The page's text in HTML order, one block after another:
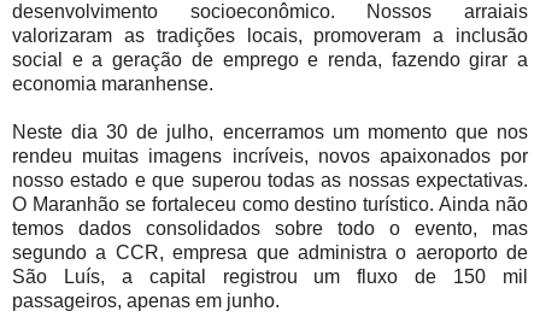
desenvolvimento socioeconômico. Nossos arraiais
valorizaram as tradições locais, promoveram a inclusão
social e a geração de emprego e renda, fazendo girar a
economia maranhense.
Neste dia 30 de julho, encerramos um momento que nos
rendeu muitas imagens incríveis, novos apaixonados por
nosso estado e que superou todas as nossas expectativas.
O Maranhão se fortaleceu como destino turístico. Ainda não
temos dados consolidados sobre todo o evento, mas
segundo a CCR, empresa que administra o aeroporto de
São Luís, a capital registrou um fluxo de 150 mil
passageiros, apenas em junho.